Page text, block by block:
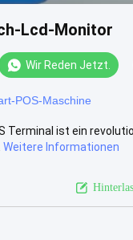
Lcd-Monitor
Wir Reden Jetzt.
POS-Maschine
Terminal ist ein
Weitere Informationen